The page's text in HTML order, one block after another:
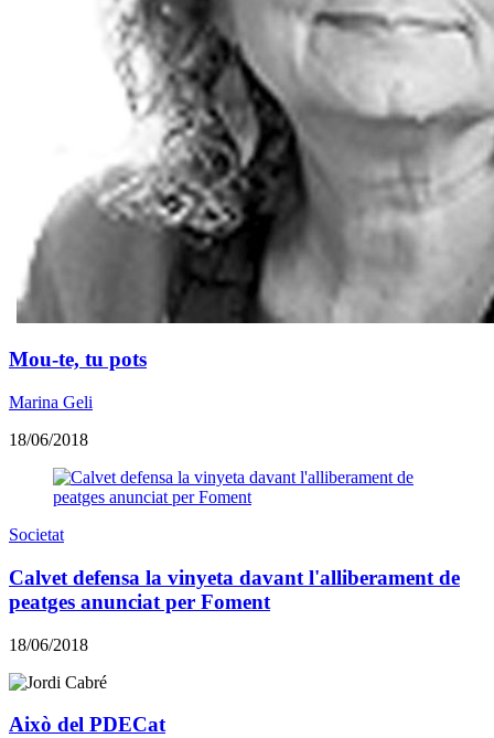
Mou-te, tu pots
Marina Geli
18/06/2018
Societat
Calvet defensa la vinyeta davant l'alliberament de
peatges anunciat per Foment
18/06/2018
Això del PDECat